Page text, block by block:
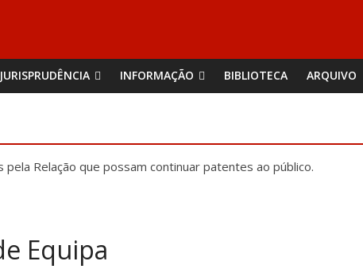
JURISPRUDÊNCIA INFORMAÇÃO BIBLIOTECA ARQUIVO
Relação que possam continuar patentes ao público.
Equipa